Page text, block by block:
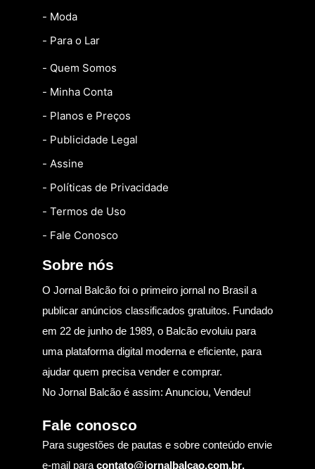
- Moda
- Para o Lar
- Quem Somos
- Minha Conta
- Planos e Preços
- Publicidade Legal
- Assine
- Políticas de Privacidade
- Termos de Uso
- Fale Conosco
Sobre nós
O Jornal Balcão foi o primeiro jornal no Brasil a
publicar anúncios classificados gratuitos. Fundado
em 22 de junho de 1989, o Balcão evoluiu para
uma plataforma digital moderna e eficiente, para
ajudar quem precisa vender e comprar.
No Jornal Balcão é assim: Anunciou, Vendeu!
Fale conosco
Para sugestões de pautas e sobre conteúdo envie
e-mail para contato@jornalbalcao.com.br.